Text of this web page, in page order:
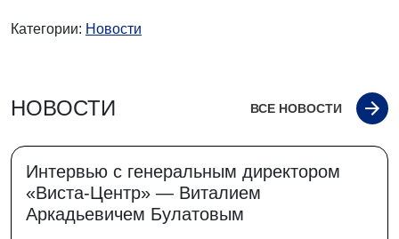
Категории: Новости
НОВОСТИ ВСЕ НОВОСТИ
Интервью с генеральным директором
«Виста-Центр» — Виталием
Аркадьевичем Булатовым